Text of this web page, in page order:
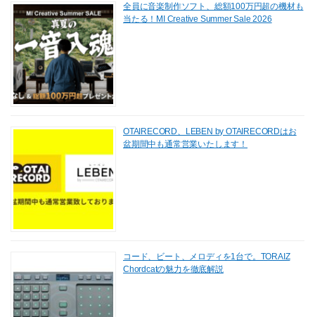
全員に音楽制作ソフト、総額100万円超の機材も
当たる！MI Creative Summer Sale 2026
OTAIRECORD、LEBEN by OTAIRECORDはお
盆期間中も通常営業いたします！
コード、ビート、メロディを1台で。TORAIZ
Chordcatの魅力を徹底解説